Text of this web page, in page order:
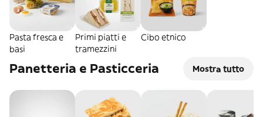
Pasta fresca e
basi
Primi piatti e
tramezzini
Cibo etnico
Panetteria e Pasticceria Mostra tutto